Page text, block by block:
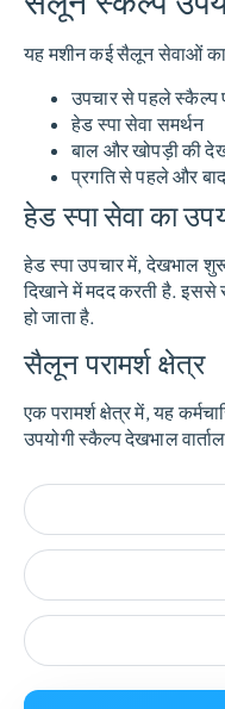
यह मशीन कई सैलून सेवाओं
उपचार से पहले स्कैल्प
हेड स्पा सेवा समर्थन
बाल और खोपड़ी की
प्रगति से पहले और बाद
हेड स्पा सेवा का
हेड स्पा उपचार में, देखभाल
दिखाने में मदद करती है.
हो जाता है.
सैलून परामर्श क्षेत्र
एक परामर्श क्षेत्र में, यह
उपयोगी स्कैल्प देखभाल